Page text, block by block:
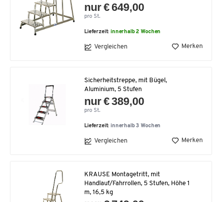
nur € 649,00
pro St.
Lieferzeit:innerhalb 2 Wochen
Vergleichen Merken
Sicherheitstreppe, mit Bügel,
Aluminium, 5 Stufen
nur € 389,00
pro St.
Lieferzeit: innerhalb 3 Wochen
Vergleichen Merken
KRAUSE Montagetritt, mit
Handlauf/Fahrrollen, 5 Stufen, Höhe 1
m, 16,5 kg